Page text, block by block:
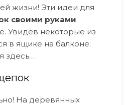
жизни! Эти идеи для
своими руками
Увидев некоторые из
в ящике на балконе:
здесь…
На деревянных